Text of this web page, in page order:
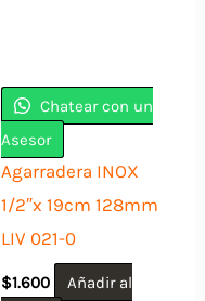
Chatear con un
Asesor
Agarradera INOX
1/2″x 19cm 128mm
LIV 021-0
$1.600
Añadir al